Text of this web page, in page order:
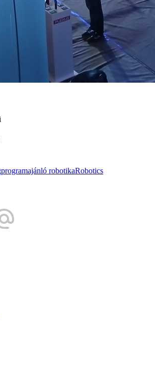
programajánló robotikaRobotics